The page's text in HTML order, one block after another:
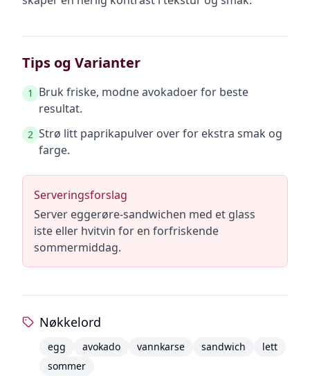
Tips og Varianter
1
Bruk friske, modne avokadoer for beste
resultat.
2 Strø litt paprikapulver over for ekstra smak og
farge.
Serveringsforslag
Server eggerøre-sandwichen med et glass
iste eller hvitvin for en forfriskende
sommermiddag.
Nøkkelord
egg avokado vannkarse sandwich
lett
sommer